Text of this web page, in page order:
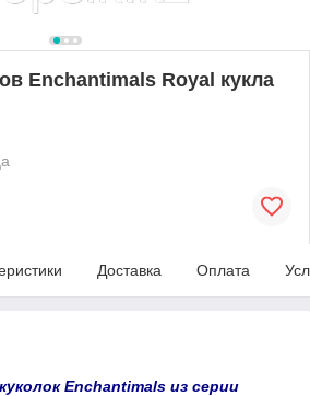
Enchantimals Royal кукла
Доставка Оплата
Enchantimals из серии